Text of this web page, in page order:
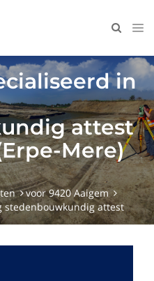
in
attest
Mere)
voor 9420 Aaigem
stedenbouwkundig attest